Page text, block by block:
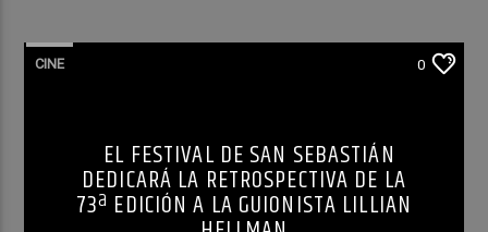
CINE 0
EL FESTIVAL DE SAN SEBASTIÁN
DEDICARÁ LA RETROSPECTIVA DE LA
73ª EDICIÓN A LA GUIONISTA LILLIAN